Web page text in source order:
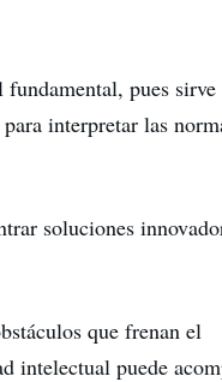
pues sirve
interpretar las
soluciones
que frenan el
intelectual puede